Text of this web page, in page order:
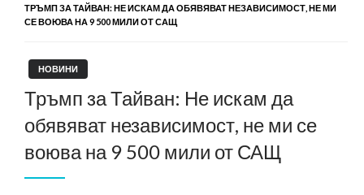
ТРЪМП ЗА ТАЙВАН: НЕ ИСКАМ ДА ОБЯВЯВАТ НЕЗАВИСИМОСТ, НЕ МИ
СЕ ВОЮВА НА 9 500 МИЛИ ОТ САЩ
НОВИНИ
Тръмп за Тайван: Не искам да
обявяват независимост, не ми се
воюва на 9 500 мили от САЩ